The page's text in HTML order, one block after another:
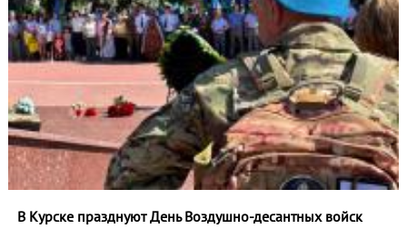
В Курске празднуют День Воздушно-десантных войск